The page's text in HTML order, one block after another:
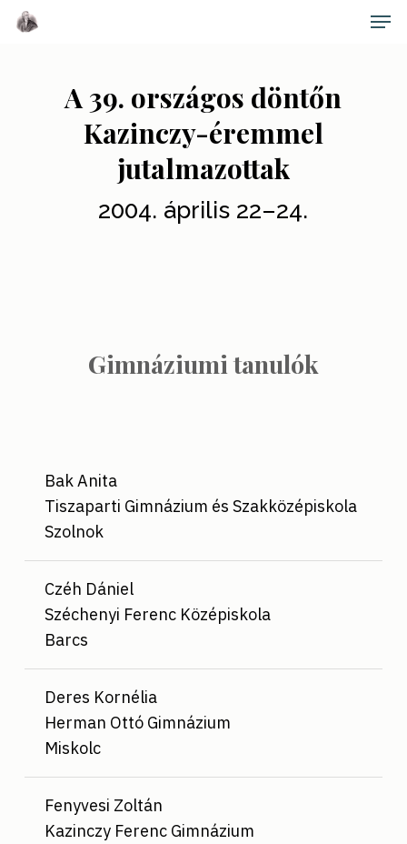
Skip
A 39. országos döntőn
Kazinczy-éremmel
jutalmazottak
2004. április 22–24.
Gimnáziumi tanulók
Bak Anita
Tiszaparti Gimnázium és Szakközépiskola
Szolnok
Czéh Dániel
Széchenyi Ferenc Középiskola
Barcs
Deres Kornélia
Herman Ottó Gimnázium
Miskolc
Fenyvesi Zoltán
Kazinczy Ferenc Gimnázium